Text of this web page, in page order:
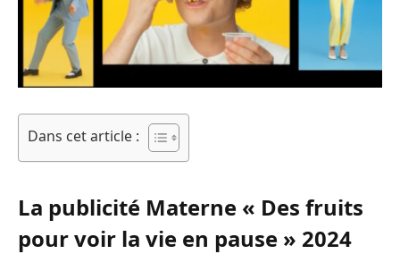
Dans cet article :
La publicité Materne « Des fruits
pour voir la vie en pause » 2024